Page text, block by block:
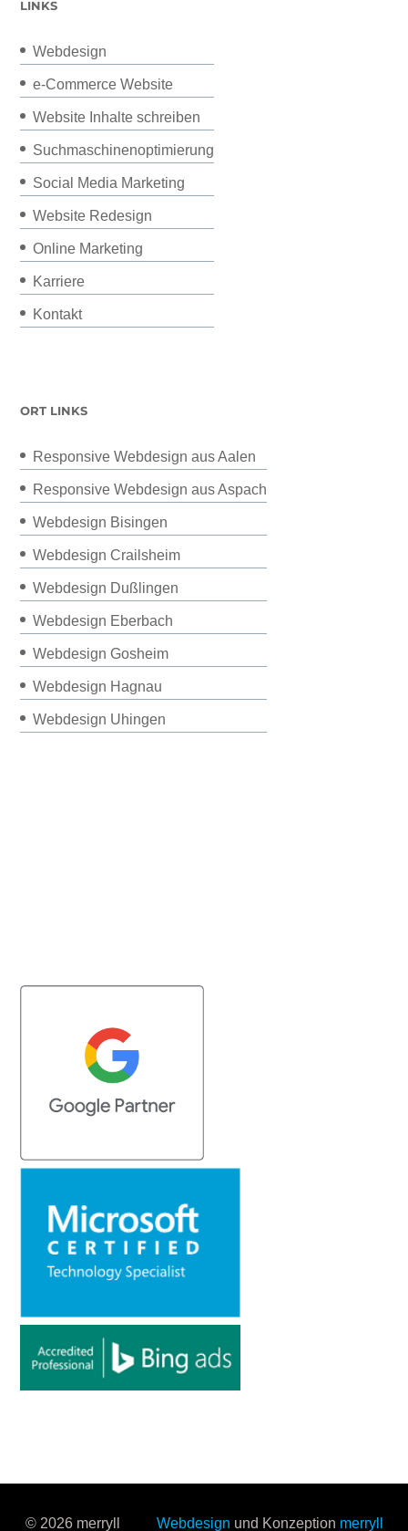
LINKS
Webdesign
e-Commerce Website
Website Inhalte schreiben
Suchmaschinenoptimierung
Social Media Marketing
Website Redesign
Online Marketing
Karriere
Kontakt
ORT LINKS
Responsive Webdesign aus Aalen
Responsive Webdesign aus Aspach
Webdesign Bisingen
Webdesign Crailsheim
Webdesign Dußlingen
Webdesign Eberbach
Webdesign Gosheim
Webdesign Hagnau
Webdesign Uhingen
© 2026 merryll Webdesign und Konzeption merryll